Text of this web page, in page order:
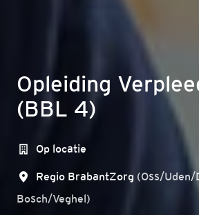
Opleiding
(BBL 4)
Op locatie
Regio BrabantZorg (Oss/Uden/
Bosch/Veghel)